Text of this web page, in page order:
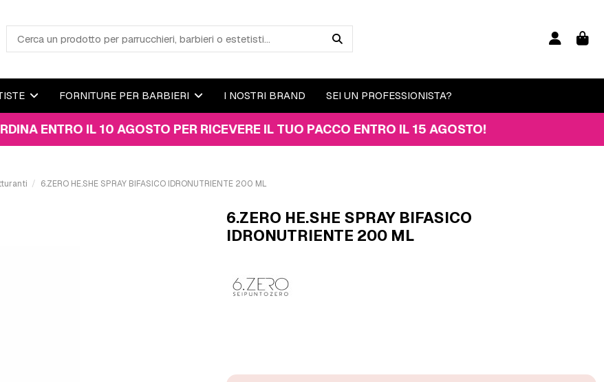
FORNITURE PER BARBIERI I NOSTRI BRAND SEI UN PROFESSIONISTA?
IL 10 AGOSTO PER RICEVERE IL TUO PACCO ENTRO IL 15 AGOSTO!
6.ZERO HE.SHE SPRAY BIFASICO IDRONUTRIENTE 200 ML
6.ZERO HE.SHE SPRAY BIFASICO
IDRONUTRIENTE 200 ML